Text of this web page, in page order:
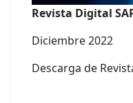
Revista Digital
Diciembre 2022
Descarga de